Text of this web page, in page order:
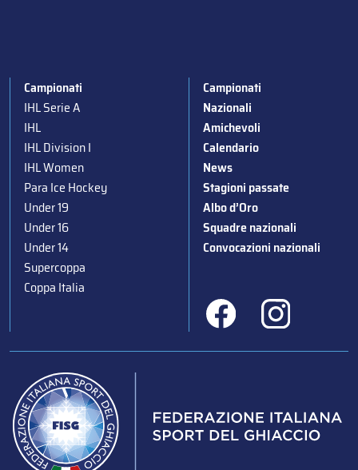
Campionati
IHL Serie A
IHL
IHL Division I
IHL Women
Para Ice Hockey
Under 19
Under 16
Under 14
Supercoppa
Coppa Italia
Campionati
Nazionali
Amichevoli
Calendario
News
Stagioni passate
Albo d’Oro
Squadre nazionali
Convocazioni nazionali